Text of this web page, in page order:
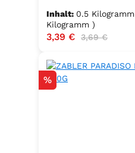
Inhalt: 0.5 Kilogramm
Kilogramm )
Verkaufspreis:
3,39 € Regulärer Preis:
3,69 €
Rabatt
%